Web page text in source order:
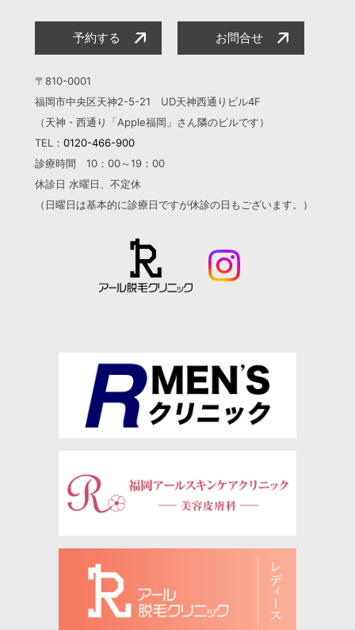
予約する お問合せ
〒810-0001
福岡市中央区天神2-5-21 UD天神西通りビル4F
（天神・西通り「Apple福岡」さん隣のビルです）
TEL： 0120-466-900
診療時間 10：00～19：00
休診日 水曜日、不定休
（日曜日は基本的に診療日ですが休診の日もございます。）